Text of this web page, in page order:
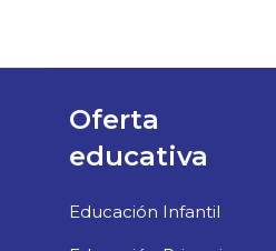
Oferta
educativa
Educación Infantil